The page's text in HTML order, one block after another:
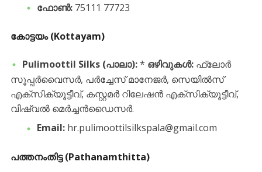
ഫോൺ:75111 77723
കോട്ടയം (Kottayam)
Pulimoottil Silks (പാലാ):* ഒഴിവുകൾ:ഫ്ലോർ
സൂപ്പർവൈസർ, പർച്ചേസ് മാനേജർ, സെയിൽസ്
എക്സിക്യൂട്ടീവ്, കസ്റ്റമർ റിലേഷൻ എക്സിക്യൂട്ടീവ്,
വിഷ്വൽ മെർച്ചൻഡൈസർ.
Email:hr.pulimoottilsilkspala@gmail.com
പത്തനംതിട്ട (Pathanamthitta)